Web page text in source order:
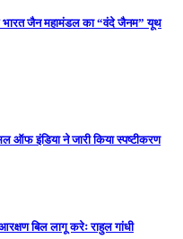
जैन महामंडल का “वंदे जैनम” यूथ
ऑफ इंडिया ने जारी किया स्पष्टीकरण
बिल लागू करेः राहुल गांधी